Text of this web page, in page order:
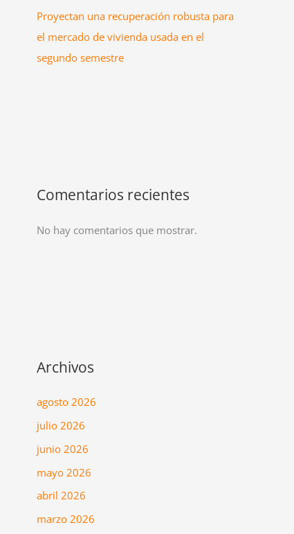
Proyectan una recuperación robusta para
el mercado de vivienda usada en el
segundo semestre
Comentarios recientes
No hay comentarios que mostrar.
Archivos
agosto 2026
julio 2026
junio 2026
mayo 2026
abril 2026
marzo 2026